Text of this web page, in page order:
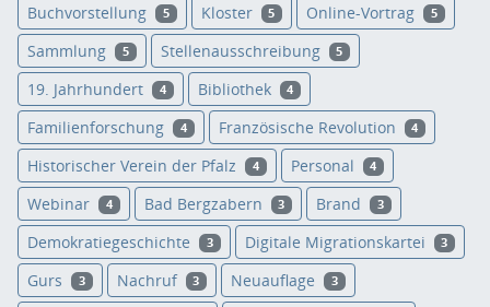
Buchvorstellung 5 Kloster 5 Online-Vortrag 5
Sammlung 5 Stellenausschreibung 5
19. Jahrhundert 4 Bibliothek 4
Familienforschung 4 Französische Revolution 4
Historischer Verein der Pfalz 4 Personal 4
Webinar 4 Bad Bergzabern 3 Brand 3
Demokratiegeschichte 3 Digitale Migrationskartei 3
Gurs 3 Nachruf 3 Neuauflage 3